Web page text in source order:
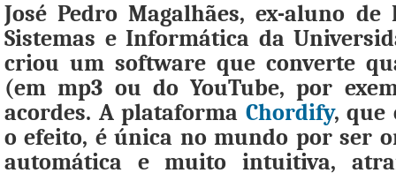
José Pedro Magalhães, ex-aluno de
Sistemas e Informática da
criou um software que converte
(em mp3 ou do YouTube, por
acordes. A plataforma Chordify, que
o efeito, é única no mundo por ser
automática e muito intuitiva,